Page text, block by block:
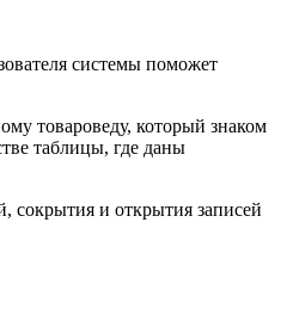
системы поможет
товароведу, который знаком
таблицы, где даны
сокрытия и открытия записей